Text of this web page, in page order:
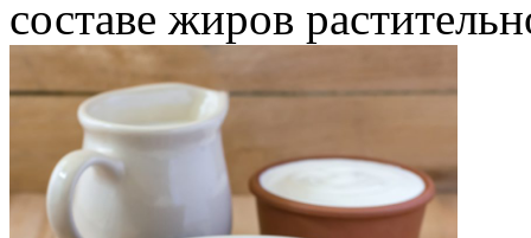
составе жиров